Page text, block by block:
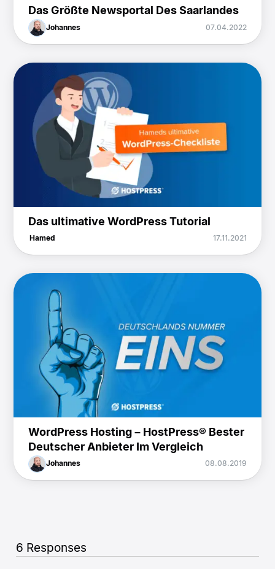
Das Größte Newsportal Des Saarlandes
Johannes 07.04.2022
Das ultimative WordPress Tutorial
Hamed 17.11.2021
WordPress Hosting – HostPress® Bester
Deutscher Anbieter Im Vergleich
Johannes 08.08.2019
6 Responses